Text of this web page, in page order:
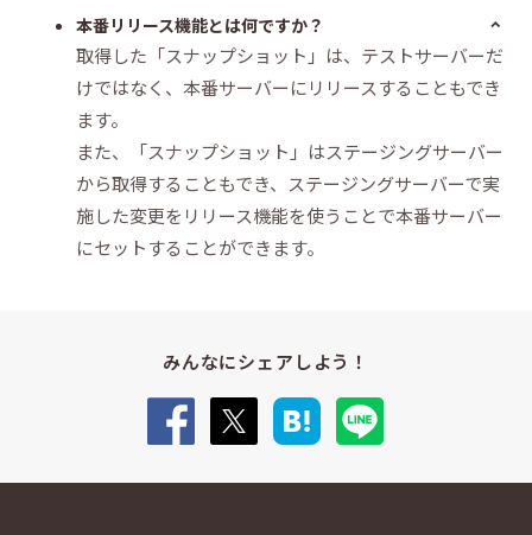
本番リリース機能とは何ですか？
取得した「スナップショット」は、テストサーバーだ
けではなく、本番サーバーにリリースすることもでき
ます。
また、「スナップショット」はステージングサーバー
から取得することもでき、ステージングサーバーで実
施した変更をリリース機能を使うことで本番サーバー
にセットすることができます。
みんなにシェアしよう！